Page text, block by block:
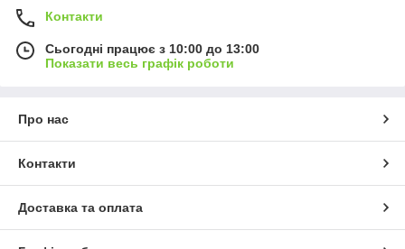
Контакти
Сьогодні працює з 10:00 до 13:00
Показати весь графік роботи
Про нас
Контакти
Доставка та оплата